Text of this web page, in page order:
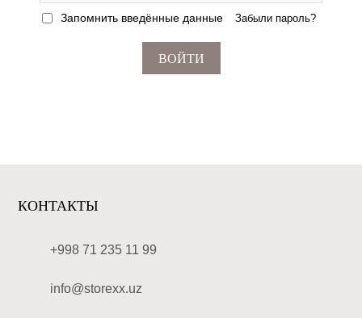
Запомнить введённые данные Забыли пароль?
ВОЙТИ
КОНТАКТЫ
+998 71 235 11 99
info@storexx.uz